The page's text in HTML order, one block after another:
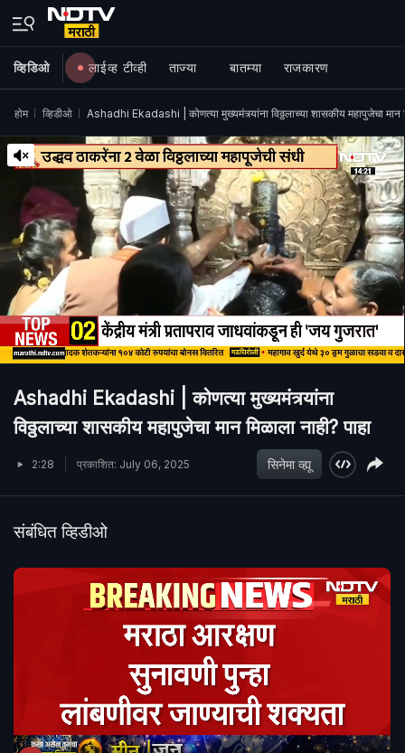
व्हिडिओ लाईव्ह टीव्ही ताज्या बातम्या राजकारण
होम व्हिडीओ Ashadhi Ekadashi | कोणत्या मुख्यमंत्र्यांना विठ्ठलाच्या शासकीय महापुजेचा मान
Ashadhi Ekadashi | कोणत्या मुख्यमंत्र्यांना
विठ्ठलाच्या शासकीय महापुजेचा मान मिळाला नाही? पाहा
2:28 प्रकाशित: July 06, 2025 सिनेमा व्ह्यू
संबंधित व्हिडीओ